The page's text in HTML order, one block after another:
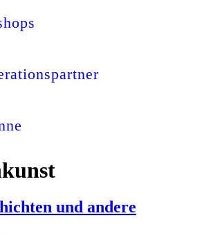
und andere